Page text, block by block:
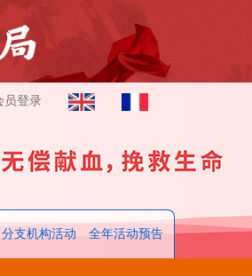
员登录
分支机构活动 全年活动预告